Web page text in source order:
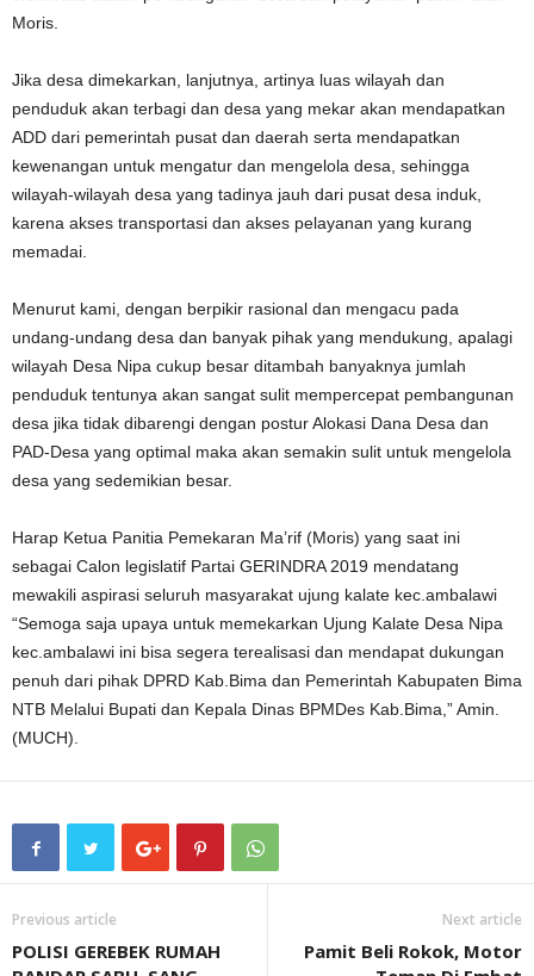
Moris.
Jika desa dimekarkan, lanjutnya, artinya luas wilayah dan
penduduk akan terbagi dan desa yang mekar akan mendapatkan
ADD dari pemerintah pusat dan daerah serta mendapatkan
kewenangan untuk mengatur dan mengelola desa, sehingga
wilayah-wilayah desa yang tadinya jauh dari pusat desa induk,
karena akses transportasi dan akses pelayanan yang kurang
memadai.
Menurut kami, dengan berpikir rasional dan mengacu pada
undang-undang desa dan banyak pihak yang mendukung, apalagi
wilayah Desa Nipa cukup besar ditambah banyaknya jumlah
penduduk tentunya akan sangat sulit mempercepat pembangunan
desa jika tidak dibarengi dengan postur Alokasi Dana Desa dan
PAD-Desa yang optimal maka akan semakin sulit untuk mengelola
desa yang sedemikian besar.
Harap Ketua Panitia Pemekaran Ma’rif (Moris) yang saat ini
sebagai Calon legislatif Partai GERINDRA 2019 mendatang
mewakili aspirasi seluruh masyarakat ujung kalate kec.ambalawi
“Semoga saja upaya untuk memekarkan Ujung Kalate Desa Nipa
kec.ambalawi ini bisa segera terealisasi dan mendapat dukungan
penuh dari pihak DPRD Kab.Bima dan Pemerintah Kabupaten Bima
NTB Melalui Bupati dan Kepala Dinas BPMDes Kab.Bima,” Amin.
(MUCH).
Previous article
POLISI GEREBEK RUMAH
Next article
Pamit Beli Rokok, Motor